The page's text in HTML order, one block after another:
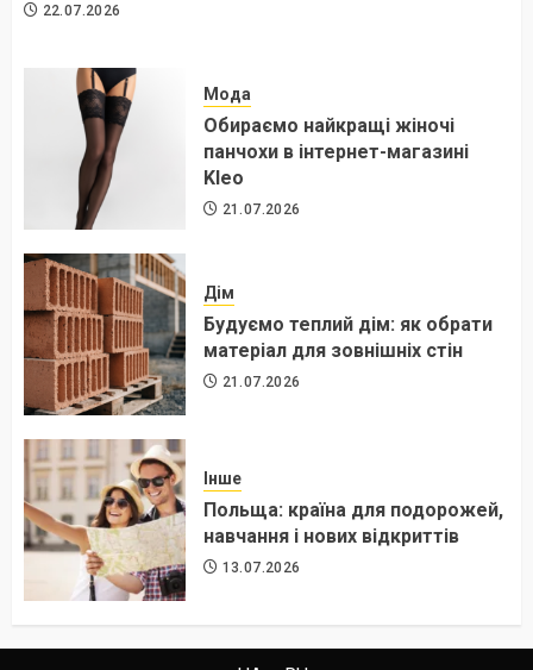
22.07.2026
Мода
Обираємо найкращі жіночі
панчохи в інтернет-магазині
Kleo
21.07.2026
Дім
Будуємо теплий дім: як обрати
матеріал для зовнішніх стін
21.07.2026
Інше
Польща: країна для подорожей,
навчання і нових відкриттів
13.07.2026